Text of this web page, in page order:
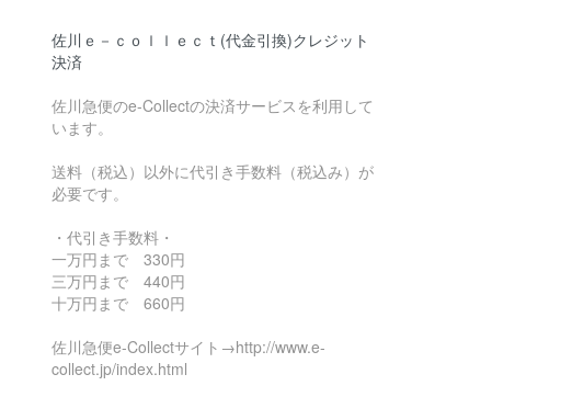
佐川ｅ－ｃｏｌｌｅｃｔ(代金引換)クレジット
決済
佐川急便のe-Collectの決済サービスを利用して
います。
送料（税込）以外に代引き手数料（税込み）が
必要です。
・代引き手数料・
一万円まで 330円
三万円まで 440円
十万円まで 660円
佐川急便e-Collectサイト→http://www.e-
collect.jp/index.html